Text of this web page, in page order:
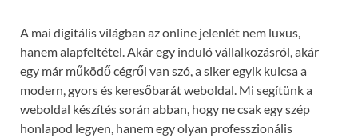
A mai digitális világban az online jelenlét nem luxus,
hanem alapfeltétel. Akár egy induló vállalkozásról, akár
egy már működő cégről van szó, a siker egyik kulcsa a
modern, gyors és keresőbarát weboldal. Mi segítünk a
weboldal készítés során abban, hogy ne csak egy szép
honlapod legyen, hanem egy olyan professzionális